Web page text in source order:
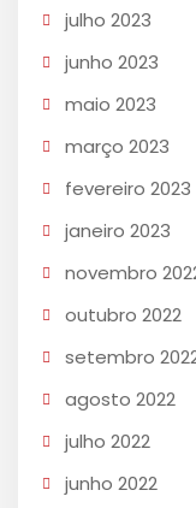
julho 2023
junho 2023
maio 2023
março 2023
fevereiro 2023
janeiro 2023
novembro
outubro 2022
setembro
agosto 2022
julho 2022
junho 2022